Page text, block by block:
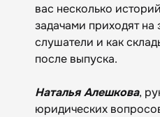
вас несколько
задачами приходят на
слушатели и как
после выпуска.
Наталья Алешкова,
юридических